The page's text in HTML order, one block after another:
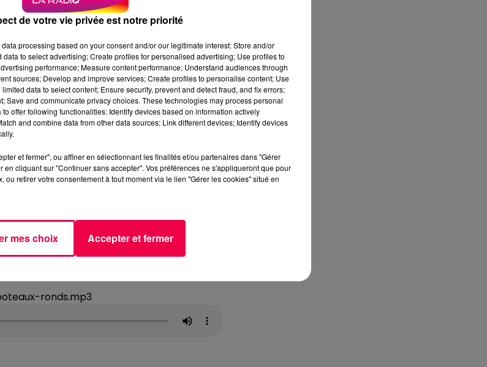
ronds.mp3
de votre vie privée est notre priorité
processing based on your consent and/or our legitimate interest: Store and/or
to select advertising; Create profiles for personalised advertising; Use profiles to
performance; Measure content performance; Understand audiences through
sources; Develop and improve services; Create profiles to personalise content; Use
data to select content; Ensure security, prevent and detect fraud, and fix errors;
Save and communicate privacy choices. These technologies may process personal
offer following functionalities: Identify devices based on information actively
and combine data from other data sources; Link different devices; Identify devices
et fermer", ou affiner en sélectionnant les finalités et/ou partenaires dans "Gérer
en cliquant sur "Continuer sans accepter". Vos préférences ne s'appliqueront que pour
ou retirer votre consentement à tout moment via le lien "Gérer les cookies" situé en
mes choix Accepter et fermer